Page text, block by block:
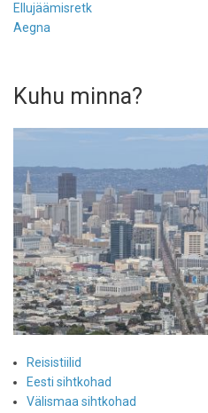
Ellujäämisretk
Aegna
Kuhu minna?
Reisistiilid
Eesti sihtkohad
Välismaa sihtkohad